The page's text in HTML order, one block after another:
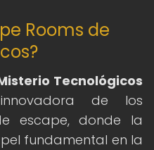
Rooms de
Tecnológicos
de los
escape, donde la
fundamental en la